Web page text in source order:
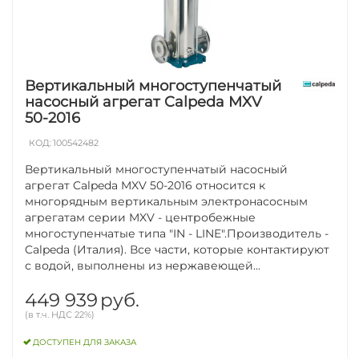
Вертикальный многоступенчатый
насосный агрегат Calpeda MXV
50-2016
КОД:100542482
Вертикальный многоступенчатый насосный
агрегат Calpeda MXV 50-2016 относится к
многорядным вертикальным электронасосным
агрегатам серии MXV - центробежные
многоступенчатые типа "IN - LINE".Производитель -
Calpeda (Италия). Все части, которые контактируют
с водой, выполнены из нержавеющей...
449 939 руб.
(в т.ч. НДС 22%)
ДОСТУПЕН ДЛЯ ЗАКАЗА